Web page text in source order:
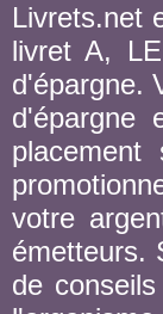
Livrets.net
livret A,
d'épargne.
d'épargne
votre
émetteurs.
de